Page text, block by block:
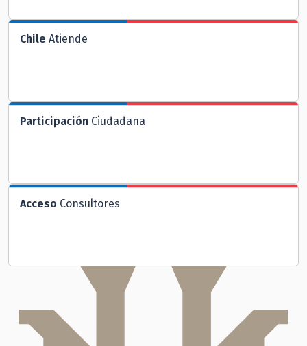
Chile Atiende
Participación Ciudadana
Acceso Consultores